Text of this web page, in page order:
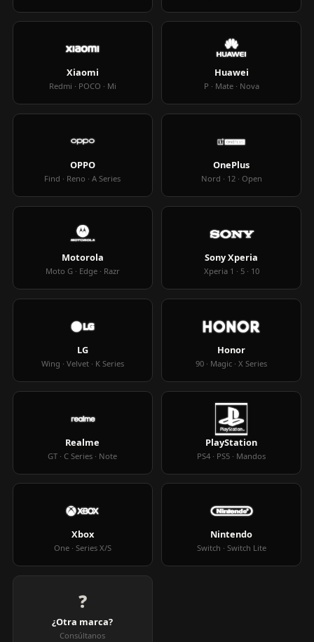
Xiaomi
Redmi · POCO · Mi
Huawei
P · Mate · Nova
OPPO
Find · Reno · A Series
OnePlus
Nord · 12 · Open
Motorola
Moto G · Edge · Razr
Sony Xperia
Xperia 1 · 5 · 10
LG
Wing · Velvet · K Series
Honor
90 · Magic · X Series
Realme
GT · C Series · Note
PlayStation
PS4 · PS5 · Mandos
Xbox
One · Series X/S
Nintendo
Switch · Switch Lite
❓
¿Otra marca?
Consúltanos